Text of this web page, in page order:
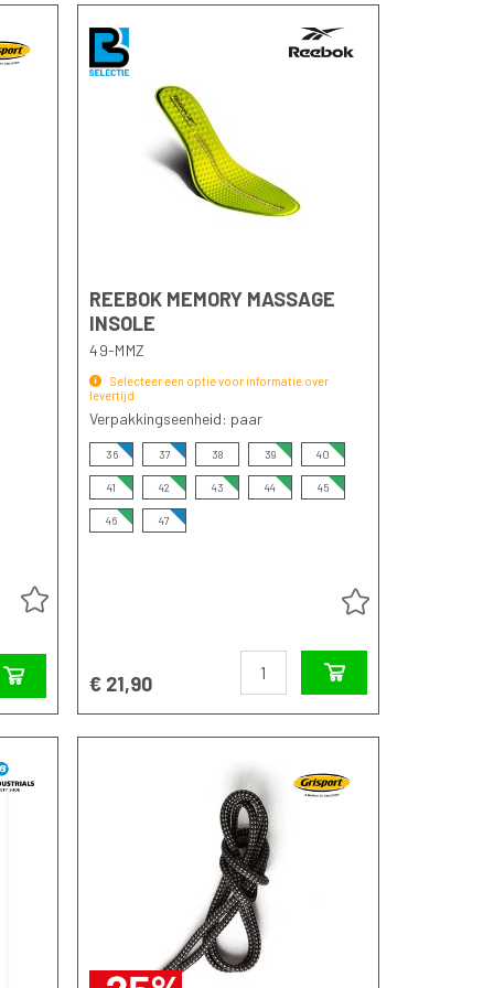
REEBOK MEMORY MASSAGE
INSOLE
49-MMZ
Selecteer een optie voor informatie over
levertijd
Verpakkingseenheid: paar
36 37 38 39 40
41 42 43 44 45
46 47
€ 21,90